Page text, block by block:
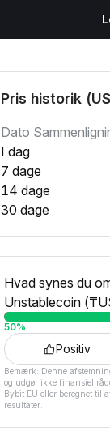
Pris historik
Dato
I dag
7 dage
14 dage
30 dage
Hvad synes du
Unstablecoin
50%
Positiv
Bemærk: Denne
og udgør ikke finansiel
Bybit EU eller beregnet til
resultater.